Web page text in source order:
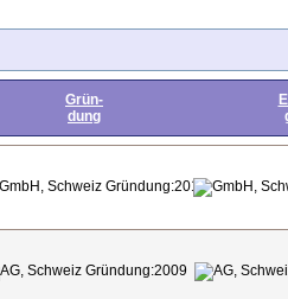
Grün-
dung
2012
2009